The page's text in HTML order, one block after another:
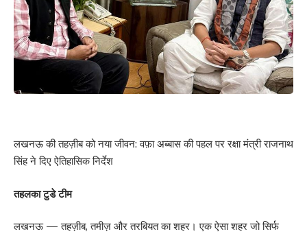
लखनऊ की तहज़ीब को नया जीवन: वफ़ा अब्बास की पहल पर रक्षा मंत्री राजनाथ
सिंह ने दिए ऐतिहासिक निर्देश
तहलका टुडे टीम
लखनऊ — तहज़ीब, तमीज़ और तरबियत का शहर। एक ऐसा शहर जो सिर्फ